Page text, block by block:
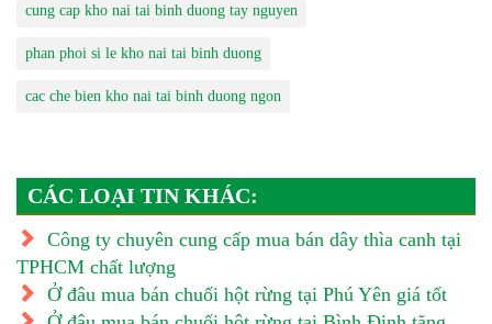
cung cap kho nai tai binh duong tay nguyen
phan phoi si le kho nai tai binh duong
cac che bien kho nai tai binh duong ngon
CÁC LOẠI TIN KHÁC:
Công ty chuyên cung cấp mua bán dây thìa canh tại
TPHCM chất lượng
Ở đâu mua bán chuối hột rừng tại Phú Yên giá tốt